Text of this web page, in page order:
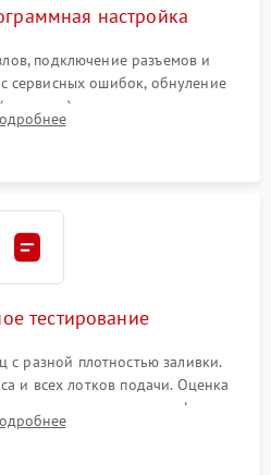
настройка
подключение разъемов и
сервисных ошибок, обнуление
или узла переноса,
калибровка аппарата.
тестирование
с разной плотностью заливки.
и всех лотков подачи. Оценка
и полное отсутствие дефектов
готового устройства.